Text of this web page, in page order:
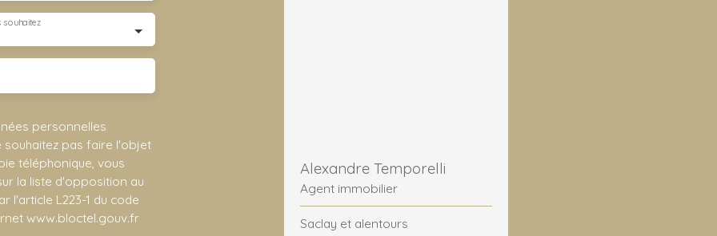
souhaitez
personnelles
souhaitez pas faire l'objet
téléphonique, vous
la liste d'opposition au
l'article L223-1 du code
www.bloctel.gouv.fr
Alexandre Temporelli
Agent immobilier
Saclay et alentours